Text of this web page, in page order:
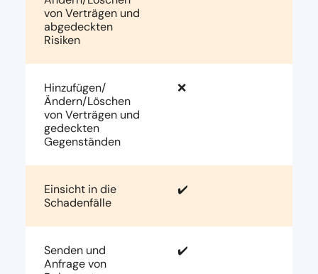
von Verträgen und
abgedeckten
Risiken
Hinzufügen/
Ändern/Löschen
von Verträgen und
gedeckten
Gegenständen
❌
Einsicht in die
Schadenfälle
✔️
Senden und
Anfrage von
✔️